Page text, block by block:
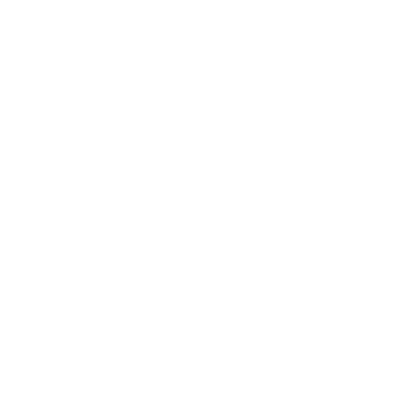
kabina na podczerwień, ścieżka Kneippa, usługi
serwowany deser, napoje za opłatą; 1x cotygodniowa